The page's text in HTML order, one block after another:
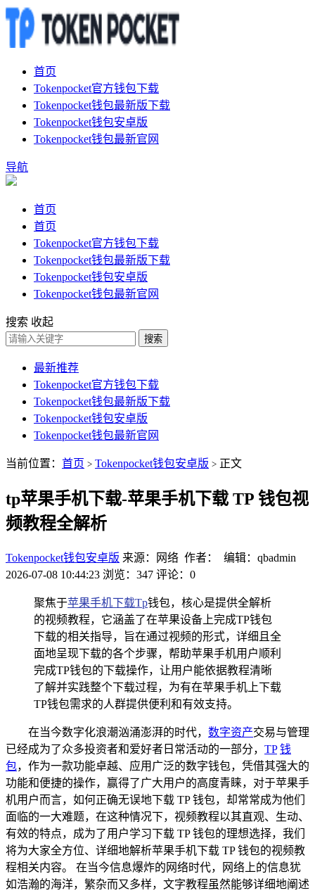
首页
Tokenpocket官方钱包下载
Tokenpocket钱包最新版下载
Tokenpocket钱包安卓版
Tokenpocket钱包最新官网
导航
首页
首页
Tokenpocket官方钱包下载
Tokenpocket钱包最新版下载
Tokenpocket钱包安卓版
Tokenpocket钱包最新官网
搜索 收起
搜索
最新推荐
Tokenpocket官方钱包下载
Tokenpocket钱包最新版下载
Tokenpocket钱包安卓版
Tokenpocket钱包最新官网
当前位置： 首页 > Tokenpocket钱包安卓版 > 正文
tp苹果手机下载-苹果手机下载 TP 钱包视
频教程全解析
Tokenpocket钱包安卓版 来源：网络 作者： 编辑：qbadmin
2026-07-08 10:44:23 浏览：347 评论：0
聚焦于苹果手机下载Tp钱包，核心是提供全解析
的视频教程，它涵盖了在苹果设备上完成TP钱包
下载的相关指导，旨在通过视频的形式，详细且全
面地呈现下载的各个步骤，帮助苹果手机用户顺利
完成TP钱包的下载操作，让用户能依据教程清晰
了解并实践整个下载过程，为有在苹果手机上下载
TP钱包需求的人群提供便利和有效支持。
在当今数字化浪潮汹涌澎湃的时代， 数字资产交易与管理
已经成为了众多投资者和爱好者日常活动的一部分， TP 钱
包，作为一款功能卓越、应用广泛的数字钱包，凭借其强大的
功能和便捷的操作，赢得了广大用户的高度青睐，对于苹果手
机用户而言，如何正确无误地下载 TP 钱包，却常常成为他们
面临的一大难题，在这种情况下，视频教程以其直观、生动、
有效的特点，成为了用户学习下载 TP 钱包的理想选择，我们
将为大家全方位、详细地解析苹果手机下载 TP 钱包的视频教
程相关内容。 在当今信息爆炸的网络时代，网络上的信息犹
如浩瀚的海洋，繁杂而又多样，文字教程虽然能够详细地阐述